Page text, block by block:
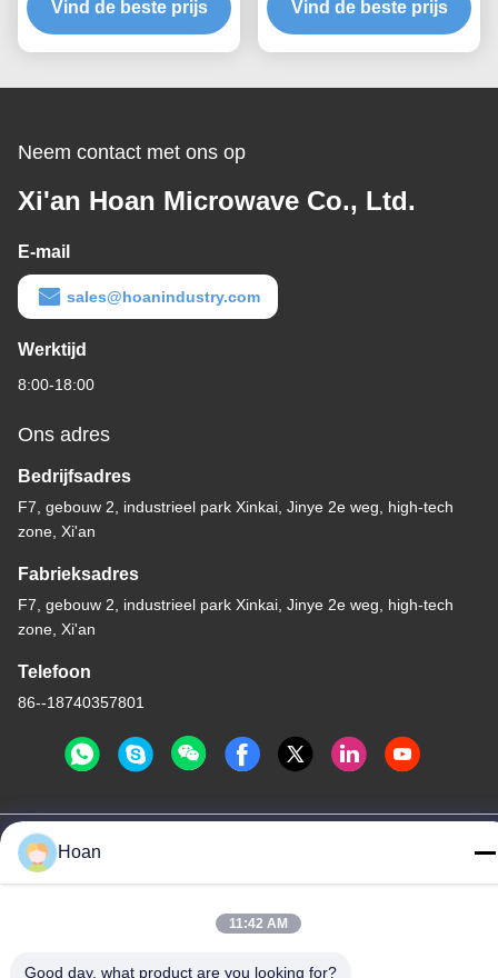
Montage Aanpasbare
Schokdemper
Vind de beste prijs
schaalbare laadcapaciteit
en structuurgebaseerde
Vind de beste prijs
Neem contact met ons op
Xi'an Hoan Microwave Co., Ltd.
E-mail
sales@hoanindustry.com
Werktijd
8:00-18:00
Ons adres
Bedrijfsadres
F7, gebouw 2, industrieel park Xinkai, Jinye 2e weg, high-tech
zone, Xi'an
Fabrieksadres
F7, gebouw 2, industrieel park Xinkai, Jinye 2e weg, high-tech
zone, Xi'an
Telefoon
86--18740357801
Privacybeleid|Sitemap
China Goede kwaliteit De Trillingsisolator van de draadkabel
Auteursrecht © 2024-2026 Xi'an Hoan Microwave Co., Ltd. . Alle
rechten voorbehoudena.
Hoan
11:42 AM
Good day, what product are you looking for?